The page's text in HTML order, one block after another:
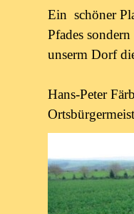
Ein schöner
Pfades
unserm Dorf
Hans-Peter